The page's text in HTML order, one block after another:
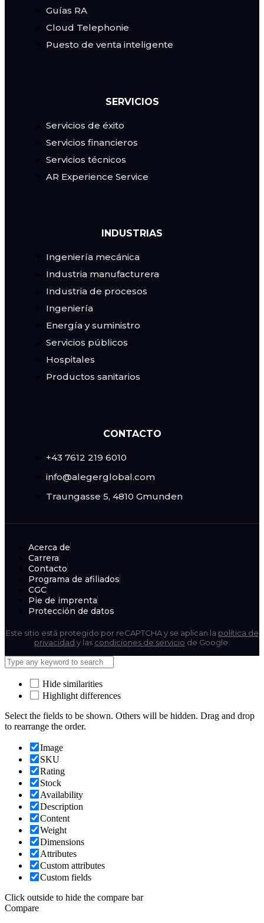
Guías RA
Cloud Telephonie
Puesto de venta inteligente
SERVICIOS
Servicios de éxito
Servicios financieros
Servicios técnicos
AR Experience Service
INDUSTRIAS
Ingeniería mecánica
Industria manufacturera
Industria de procesos
Ingeniería
Energía y suministro
Servicios públicos
Hospitales
Productos sanitarios
CONTACTO
+43 7612 219 6010
info@alegerglobal.com
Traungasse 5, 4810 Gmunden
Acerca de
Carrera
Contacto
Programa de afiliados
CGC
Pie de imprenta
Protección de datos
Este sitio está protegido por reCAPTCHA y se aplican la política de
privacidad y las condiciones de servicio de Google.
Hide similarities
Highlight differences
Select the fields to be shown. Others will be hidden. Drag and drop
to rearrange the order.
Image
SKU
Rating
Stock
Availability
Description
Content
Weight
Dimensions
Attributes
Custom attributes
Custom fields
Click outside to hide the compare bar
Compare